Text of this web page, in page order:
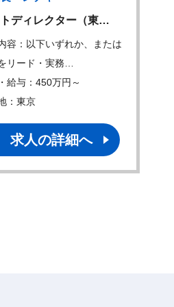
ディレクター（東…
容：以下いずれか、または
リード・実務…
給与：450万円～
：東京
求人の詳細へ